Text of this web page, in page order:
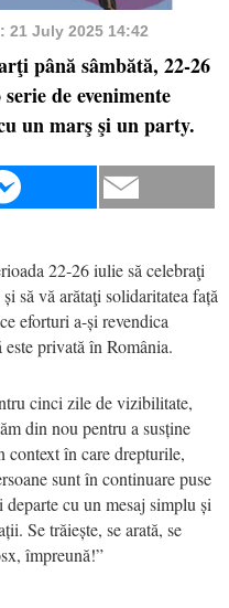
21 July 2025 14:42
până sâmbătă, 22-26
de evenimente
un marş şi un party.
22-26 iulie să celebraţi
să vă arătaţi solidaritatea față
eforturi a-și revendica
privată în România.
cinci zile de vizibilitate,
din nou pentru a susține
în care drepturile,
sunt în continuare puse
cu un mesaj simplu și
Se trăiește, se arată, se
împreună!”